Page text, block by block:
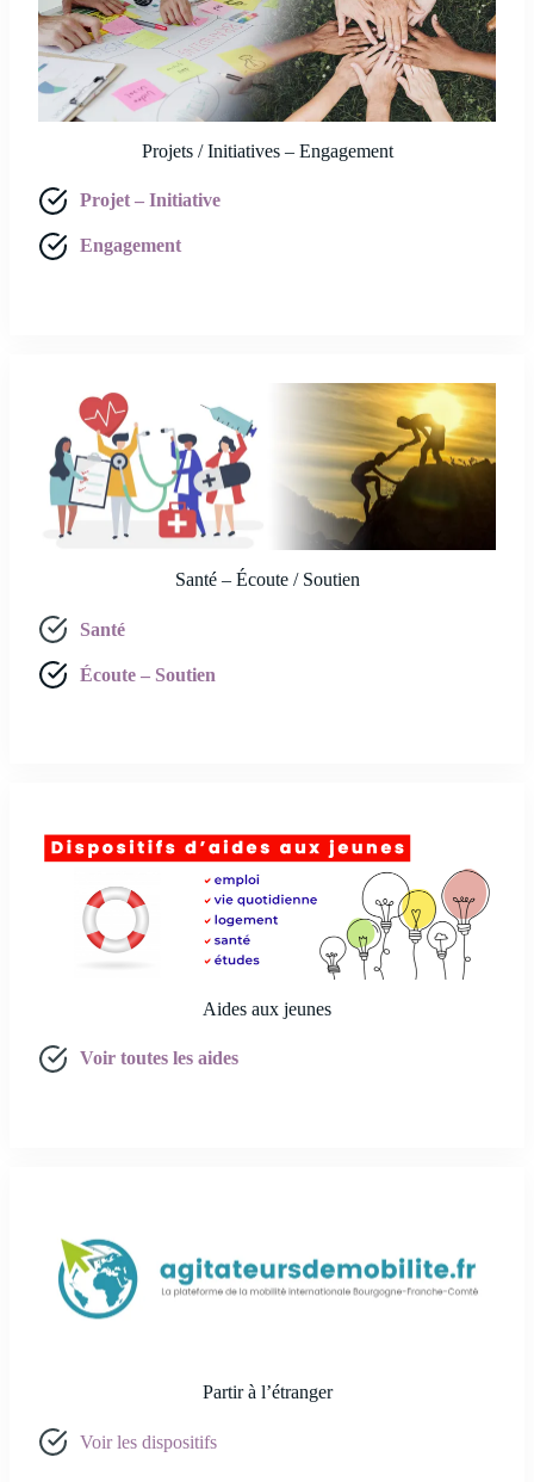
Projets / Initiatives – Engagement
Projet – Initiative
Engagement
Santé – Écoute / Soutien
Santé
Écoute – Soutien
Aides aux jeunes
Voir toutes les aides
Partir à l’étranger
Voir les dispositifs